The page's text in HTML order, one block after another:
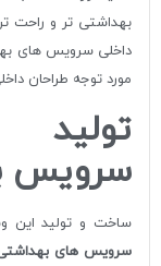
بهداشتی تر و راحت
داخلی سرویس های
مورد توجه طراحان
سرویس
ساخت و تولید این
سرویس های